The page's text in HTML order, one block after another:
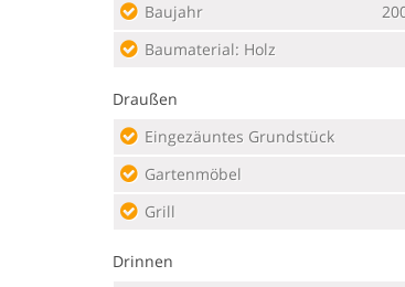
Baujahr
Baumaterial: Holz
Draußen
Eingezäuntes Grundstück
Gartenmöbel
Grill
Drinnen